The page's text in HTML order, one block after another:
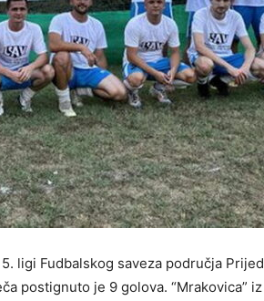
ligi Fudbalskog saveza područja
postignuto je 9 golova. “Mrakovica”